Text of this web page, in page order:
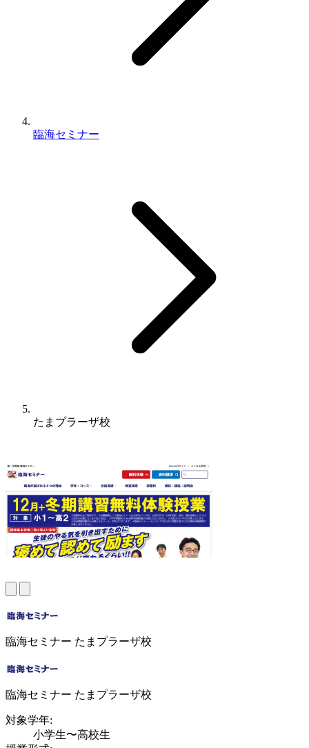
臨海セミナー
たまプラーザ校
臨海セミナー たまプラーザ校
臨海セミナー たまプラーザ校
対象学年:
小学生〜高校生